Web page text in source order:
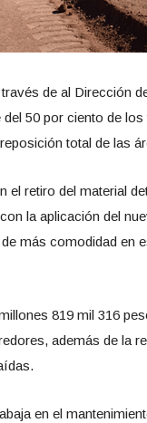
de al Dirección
del 50 por ciento de
total de las
el retiro del material
la aplicación del
más comodidad en
819 mil 316
además de la
en el